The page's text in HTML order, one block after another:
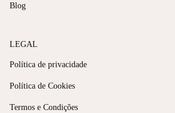
Blog
LEGAL
Política de privacidade
Política de Cookies
Termos e Condições